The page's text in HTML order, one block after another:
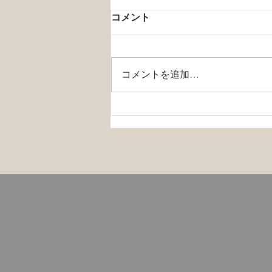
ウイルス（COVID-19）
コメント
コメントを追加…